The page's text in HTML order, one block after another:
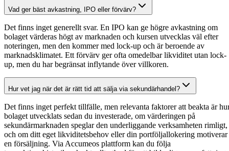
Vad ger bäst avkastning, IPO eller förvärv?
Det finns inget generellt svar. En IPO kan ge högre avkastning om
bolaget värderas högt av marknaden och kursen utvecklas väl efter
noteringen, men den kommer med lock-up och är beroende av
marknadsklimatet. Ett förvärv ger ofta omedelbar likviditet utan lock-
up, men du har begränsat inflytande över villkoren.
Hur vet jag när det är rätt tid att sälja via sekundärhandel?
Det finns inget perfekt tillfälle, men relevanta faktorer att beakta är
bolaget utvecklats sedan du investerade, om värderingen på
sekundärmarknaden speglar den underliggande verksamheten rimligt,
och om ditt eget likviditetsbehov eller din portföljallokering motiverar
en försäljning. Via Accumeos plattform kan du följa